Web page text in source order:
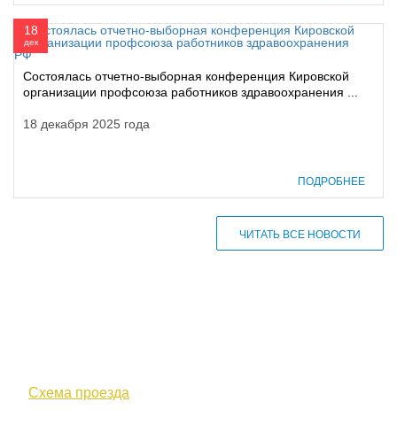
18
дек
Состоялась отчетно-выборная конференция Кировской
организации профсоюза работников здравоохранения ...
18 декабря 2025 года
ПОДРОБНЕЕ
ЧИТАТЬ ВСЕ НОВОСТИ
Схема проезда